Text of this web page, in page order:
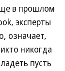
в прошлом
эксперты
означает,
никогда
пусть